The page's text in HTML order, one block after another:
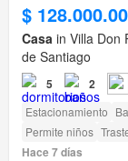
$
Casa in Villa Don
de Santiago
5 2
Estacionamiento
Permite niños
Hace 7 días